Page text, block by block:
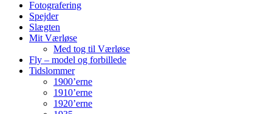
Fotografering
Spejder
Slægten
Mit Værløse
Med tog til Værløse
Fly – model og forbillede
Tidslommer
1900’erne
1910’erne
1920’erne